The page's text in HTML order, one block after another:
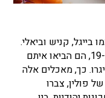
בייגל, קניש וביאלי.
כשהם נמלטו מפוגרומים בסוף המאה ה-19, הם הביאו איתם
כך, מאכלים אלה
פולין, צברו